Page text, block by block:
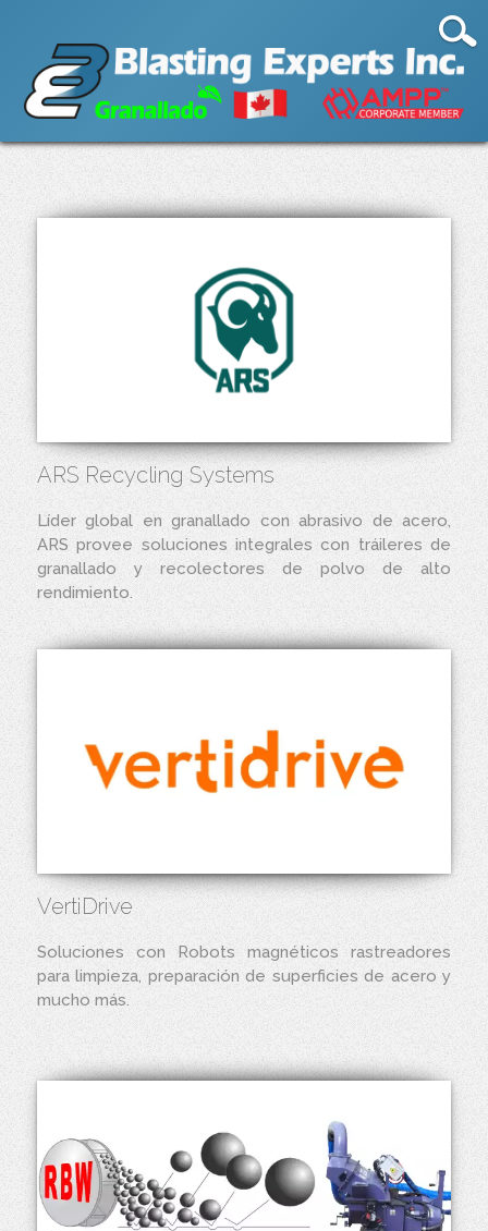
ARS Recycling Systems
Líder global en granallado con abrasivo de acero,
ARS provee soluciones integrales con tráileres de
granallado y recolectores de polvo de alto
rendimiento.
VertiDrive
Soluciones con Robots magnéticos rastreadores
para limpieza, preparación de superficies de acero y
mucho más.